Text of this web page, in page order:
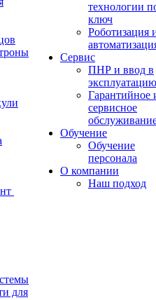
для
технологии
ключ
Роботизация
Сервис
ПНР и ввод в
эксплуатацию
Гарантийное
сервисное
Обучение
Обучение
персонала
О компании
Наш подход